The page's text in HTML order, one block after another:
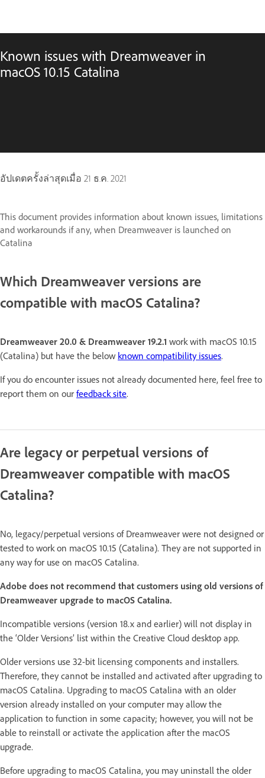
Known issues with Dreamweaver in
macOS 10.15 Catalina
อัปเดตครั้งล่าสุดเมื่อ 21 ธ.ค. 2021
This document provides information about known issues, limitations
and workarounds if any, when Dreamweaver is launched on
Catalina
Which Dreamweaver versions are
compatible with macOS Catalina?
Dreamweaver 20.0 & Dreamweaver 19.2.1 work with macOS 10.15
(Catalina) but have the below known compatibility issues.
If you do encounter issues not already documented here, feel free to
report them on our feedback site.
Are legacy or perpetual versions of
Dreamweaver compatible with macOS
Catalina?
No, legacy/perpetual versions of Dreamweaver were not designed or
tested to work on macOS 10.15 (Catalina). They are not supported in
any way for use on macOS Catalina.
Adobe does not recommend that customers using old versions of
Dreamweaver upgrade to macOS Catalina.
Incompatible versions (version 18.x and earlier) will not display in
the ‘Older Versions’ list within the Creative Cloud desktop app.
Older versions use 32-bit licensing components and installers.
Therefore, they cannot be installed and activated after upgrading to
macOS Catalina. Upgrading to macOS Catalina with an older
version already installed on your computer may allow the
application to function in some capacity; however, you will not be
able to reinstall or activate the application after the macOS
upgrade.
Before upgrading to macOS Catalina, you may uninstall the older